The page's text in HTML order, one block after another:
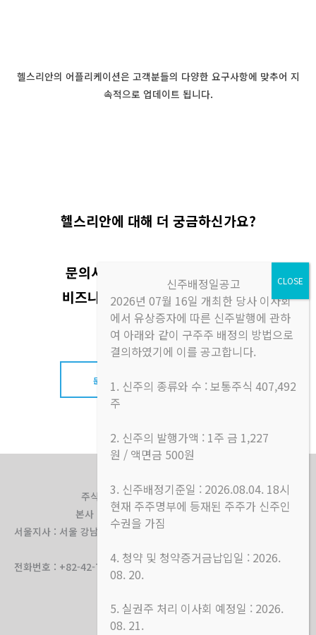
헬스리안의 어플리케이션은 고객분들의 다양한 요구사항에 맞추어 지
속적으로 업데이트 됩니다.
헬스리안에 대해 더 궁금하신가요?
문의사항을 남겨주시면 헬스리안
비즈니스 팀이 직접 답변을 드리겠
습니다.
문의하기
주식회사 헬스리안, 대표이사 : 노태환
본사 : 대전광역시 유성구 죽동로 71 3층
서울지사 : 서울 강남구 테헤란로77길 11-15 패스트파이브 선릉 5호점
504호
전화번호 : +82-42-716-7179, 문의메일 : service@healthrian.com
신주배정일공고
2026년 07월 16일 개최한 당사 이사회
에서 유상증자에 따른 신주발행에 관하
여 아래와 같이 구주주 배정의 방법으로
결의하였기에 이를 공고합니다.
1. 신주의 종류와 수 : 보통주식 407,492
주
2. 신주의 발행가액 : 1주 금 1,227
원 / 액면금 500원
3. 신주배정기준일 : 2026.08.04. 18시
현재 주주명부에 등재된 주주가 신주인
수권을 가짐
4. 청약 및 청약증거금납입일 : 2026.
08. 20.
5. 실권주 처리 이사회 예정일 : 2026.
08. 21.